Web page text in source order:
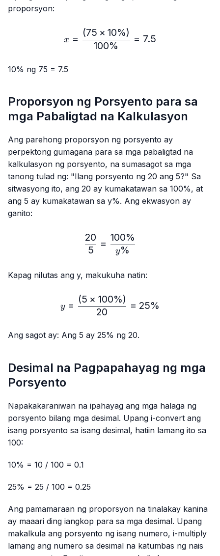
proporsyon:
x =
100%
(75 × 10%)
= 7.5
10% ng 75 = 7.5
Proporsyon ng Porsyento para sa
mga Pabaligtad na Kalkulasyon
Ang parehong proporsyon ng porsyento ay
perpektong gumagana para sa mga pabaligtad na
kalkulasyon ng porsyento, na sumasagot sa mga
tanong tulad ng: "Ilang porsyento ng 20 ang 5?" Sa
sitwasyong ito, ang 20 ay kumakatawan sa 100%, at
ang 5 ay kumakatawan sa y%. Ang ekwasyon ay
ganito:
\frac{20}{5} =
5
20
=
y%
100%
Kapag nilutas ang y, makukuha natin:
y =
20
(5 × 100%)
= 25%
Ang sagot ay: Ang 5 ay 25% ng 20.
Desimal na Pagpapahayag ng mga
Porsyento
Napakakaraniwan na ipahayag ang mga halaga ng
porsyento bilang mga desimal. Upang i-convert ang
isang porsyento sa isang desimal, hatiin lamang ito sa
100:
10% = 10 / 100 = 0.1
25% = 25 / 100 = 0.25
Ang pamamaraan ng proporsyon na tinalakay kanina
ay maaari ding iangkop para sa mga desimal. Upang
makalkula ang porsyento ng isang numero, i-multiply
lamang ang numero sa desimal na katumbas ng nais